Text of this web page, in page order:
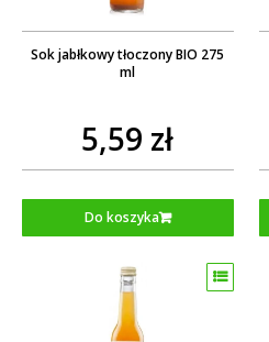
Sok jabłkowy tłoczony BIO 275
ml
5,59 zł
Do koszyka